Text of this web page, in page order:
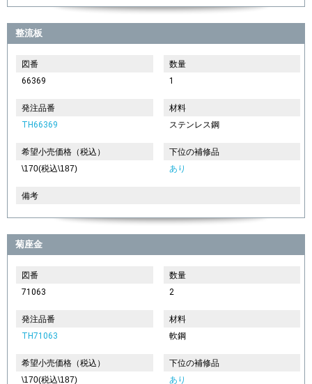
整流板
図番
66369
数量
1
発注品番
TH66369
材料
ステンレス鋼
希望小売価格（税込）
\170(税込\187)
下位の補修品
あり
備考
菊座金
図番
71063
数量
2
発注品番
TH71063
材料
軟鋼
希望小売価格（税込）
\170(税込\187)
下位の補修品
あり